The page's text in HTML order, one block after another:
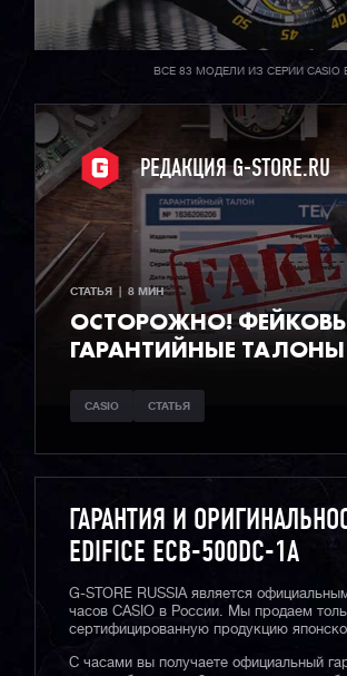
ВСЕ 83 МОДЕЛИ ИЗ СЕРИИ CASIO
РЕДАКЦИЯ G-STORE.RU
СТАТЬЯ  |  8 МИН
ОСТОРОЖНО!
ГАРАНТИЙНЫЕ ТАЛОНЫ
CASIO СТАТЬЯ
ГАРАНТИЯ И
EDIFICE ECB-500DC-1A
G-STORE RUSSIA является
часов CASIO в России. Мы продаем
сертифицированную продукцию
С часами вы получаете официальный